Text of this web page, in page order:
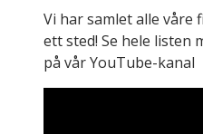
Vi har samlet alle våre
ett sted! Se hele listen
på vår YouTube-kanal